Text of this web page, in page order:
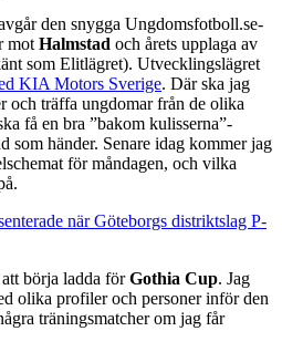
den snygga Ungdomsfotboll.se-
mot Halmstad och årets upplaga av
som Elitlägret). Utvecklingslägret
KIA Motors Sverige. Där ska jag
och träffa ungdomar från de olika
få en bra ”bakom kulisserna”-
som händer. Senare idag kommer jag
för måndagen, och vilka
när Göteborgs distriktslag P-
börja ladda förGothia Cup. Jag
olika profiler och personer inför den
träningsmatcher om jag får